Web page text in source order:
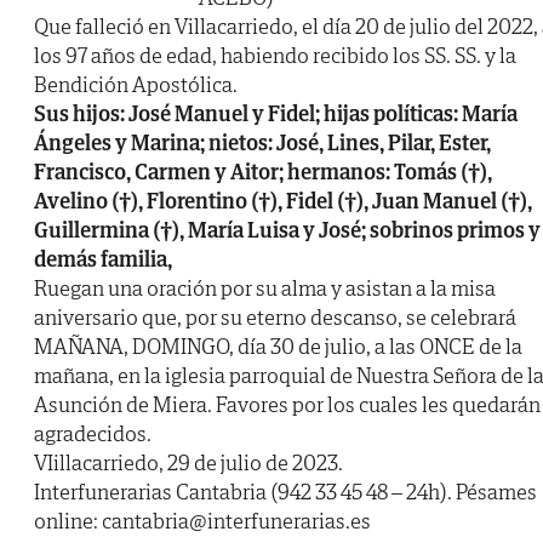
Que falleció en Villacarriedo, el día 20 de julio del 2022,
los 97 años de edad, habiendo recibido los SS. SS. y la
Bendición Apostólica.
Sus hijos: José Manuel y Fidel; hijas políticas: María
Ángeles y Marina; nietos: José, Lines, Pilar, Ester,
Francisco, Carmen y Aitor; hermanos: Tomás (†),
Avelino (†), Florentino (†), Fidel (†), Juan Manuel (†),
Guillermina (†), María Luisa y José; sobrinos primos y
demás familia,
Ruegan una oración por su alma y asistan a la misa
aniversario que, por su eterno descanso, se celebrará
MAÑANA, DOMINGO, día 30 de julio, a las ONCE de la
mañana, en la iglesia parroquial de Nuestra Señora de la
Asunción de Miera. Favores por los cuales les quedarán
agradecidos.
VIillacarriedo, 29 de julio de 2023.
Interfunerarias Cantabria (942 33 45 48 – 24h). Pésames
online: cantabria@interfunerarias.es